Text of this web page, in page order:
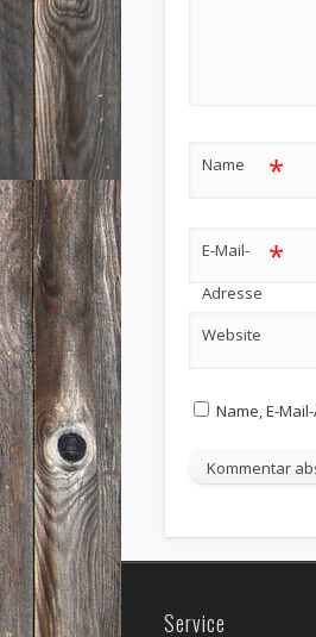
Name *
E-Mail-
Adresse
*
Website
Name, E-
Service